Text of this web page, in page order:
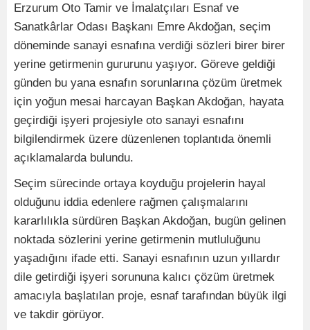
Erzurum Oto Tamir ve İmalatçıları Esnaf ve
Sanatkârlar Odası Başkanı Emre Akdoğan, seçim
döneminde sanayi esnafına verdiği sözleri birer birer
yerine getirmenin gururunu yaşıyor. Göreve geldiği
günden bu yana esnafın sorunlarına çözüm üretmek
için yoğun mesai harcayan Başkan Akdoğan, hayata
geçirdiği işyeri projesiyle oto sanayi esnafını
bilgilendirmek üzere düzenlenen toplantıda önemli
açıklamalarda bulundu.
Seçim sürecinde ortaya koyduğu projelerin hayal
olduğunu iddia edenlere rağmen çalışmalarını
kararlılıkla sürdüren Başkan Akdoğan, bugün gelinen
noktada sözlerini yerine getirmenin mutluluğunu
yaşadığını ifade etti. Sanayi esnafının uzun yıllardır
dile getirdiği işyeri sorununa kalıcı çözüm üretmek
amacıyla başlatılan proje, esnaf tarafından büyük ilgi
ve takdir görüyor.